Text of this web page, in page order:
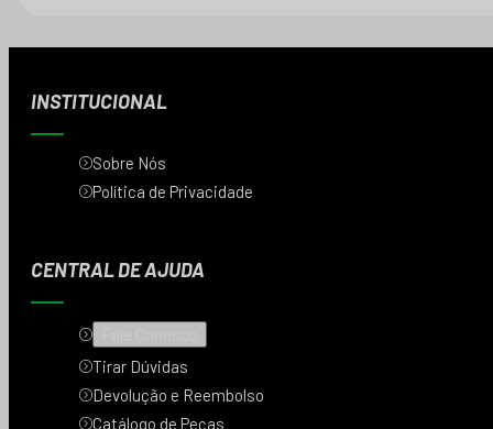
INSTITUCIONAL
Sobre Nós
Política de Privacidade
CENTRAL DE AJUDA
Tirar Dúvidas
Devolução e Reembolso
Catálogo de Peças